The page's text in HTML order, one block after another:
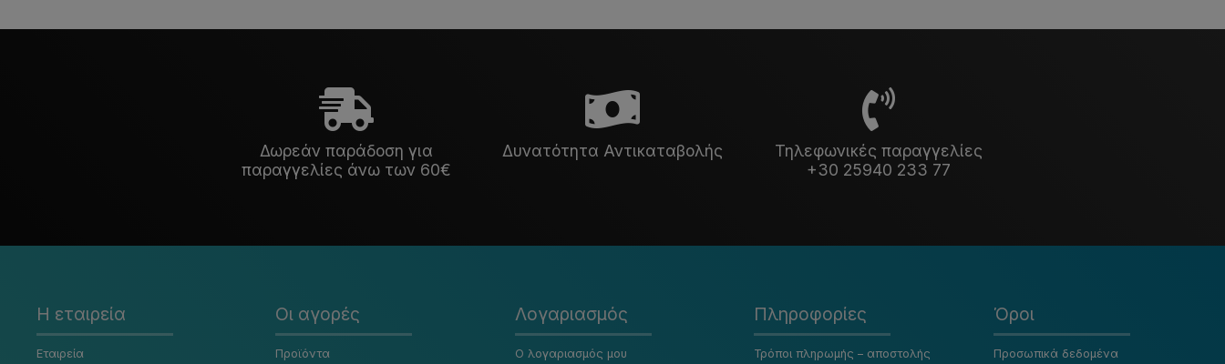
Δωρεάν παράδοση για
παραγγελίες άνω των 60€
Δυνατότητα Αντικαταβολής
Τηλεφωνικές παραγγελίες
+30 25940 233 77
Η εταιρεία
Εταιρεία
Οι αγορές
Προϊόντα
Λογαριασμός
Ο λογαριασμός μου
Πληροφορίες
Τρόποι πληρωμής – αποστολής
Όροι
Προσωπικά δεδομένα